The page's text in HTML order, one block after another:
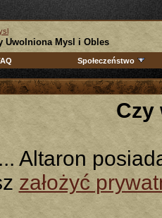
Uwolniona Mysl i Obles
Społeczeństwo
Czy
... Altaron
założyć